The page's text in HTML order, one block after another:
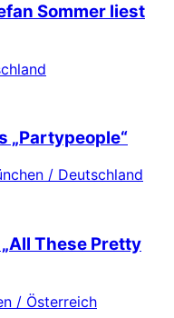
Sommer liest
„Partypeople“
/ Deutschland
These Pretty
/ Österreich